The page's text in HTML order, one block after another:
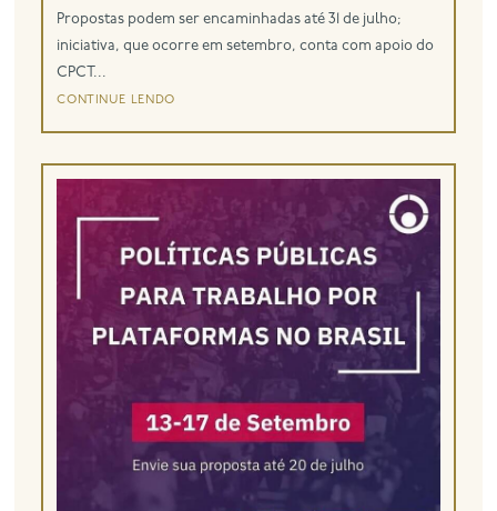
Propostas podem ser encaminhadas até 31 de julho;
iniciativa, que ocorre em setembro, conta com apoio do
CPCT...
continue lendo